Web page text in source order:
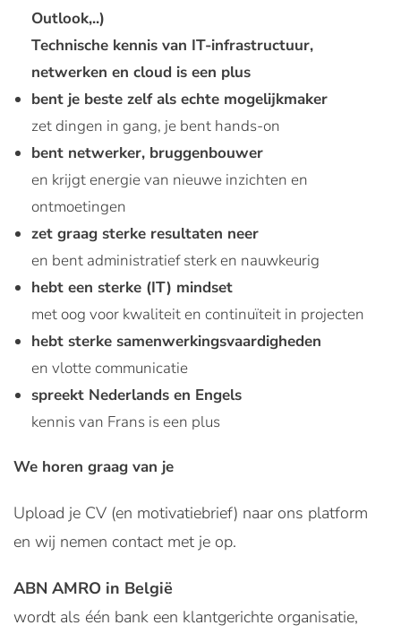
Outlook,..)
Technische kennis van IT-infrastructuur,
netwerken en cloud is een plus
bent je beste zelf als echte mogelijkmaker
zet dingen in gang, je bent hands-on
bent netwerker, bruggenbouwer
en krijgt energie van nieuwe inzichten en
ontmoetingen
zet graag sterke resultaten neer
en bent administratief sterk en nauwkeurig
hebt een sterke (IT) mindset
met oog voor kwaliteit en continuïteit in projecten
hebt sterke samenwerkingsvaardigheden
en vlotte communicatie
spreekt Nederlands en Engels
kennis van Frans is een plus
We horen graag van je
Upload je CV (en motivatiebrief) naar ons platform
en wij nemen contact met je op.
ABN AMRO in België
wordt als één bank een klantgerichte organisatie,